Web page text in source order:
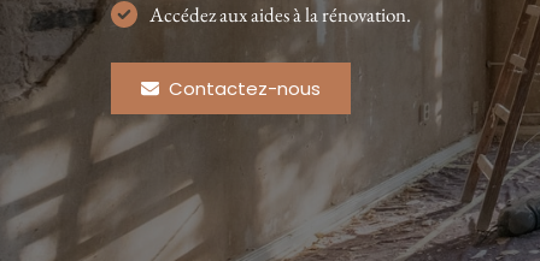
Accédez aux aides à la rénovation.
Contactez-nous